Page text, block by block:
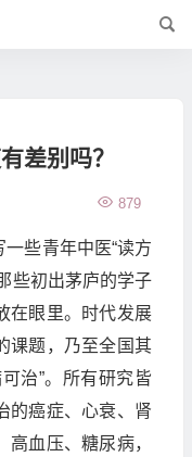
差别吗？
879
些青年中医“读方
些初出茅庐的学子
在眼里。时代发展
课题，乃至全国其
治”。所有研究皆
的癌症、心衰、肾
血压、糖尿病，